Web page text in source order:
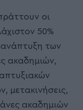
οι
50%
ανάπτυξη των
ακαδημιών,
μετακινήσεις,
ακαδημιών